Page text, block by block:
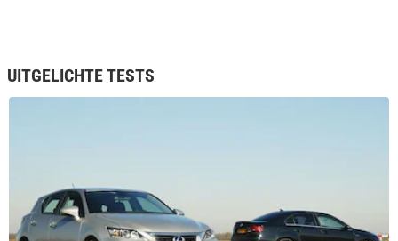
UITGELICHTE TESTS